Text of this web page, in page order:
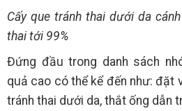
Cấy que tránh thai dưới da
thai tới 99%
Đứng đầu trong danh sách
quả cao có thể kể đến như: đặt
tránh thai dưới da, thắt ống dẫn